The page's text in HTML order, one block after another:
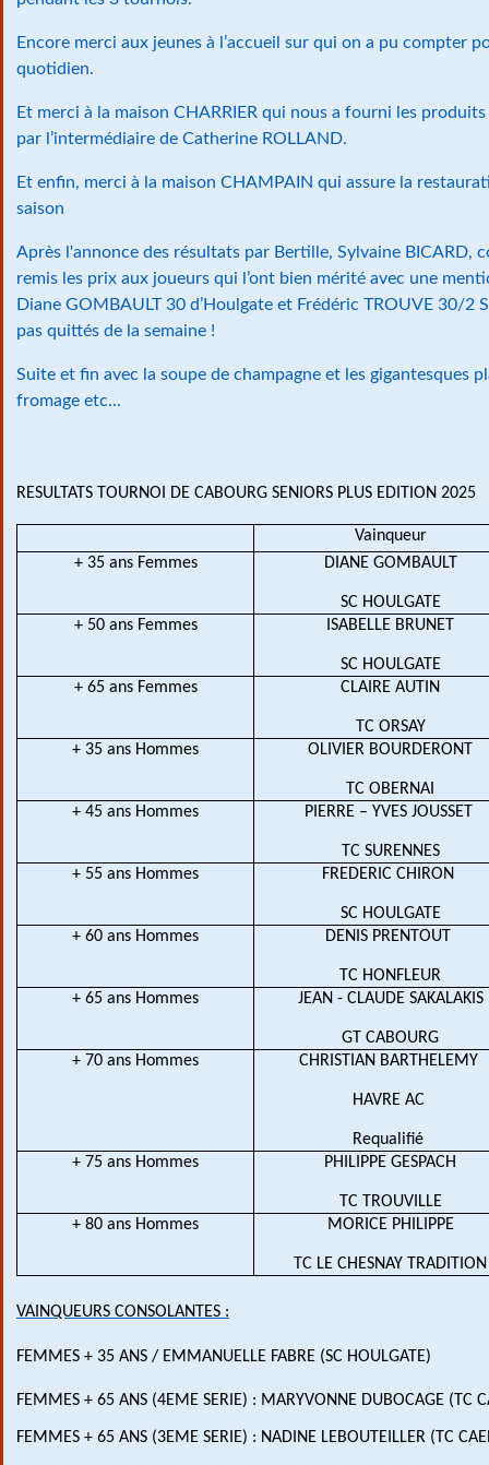
Encore merci aux jeunes à l’accueil sur qui on a pu compter
quotidien.
Et merci à la maison CHARRIER qui nous a fourni les
par l’intermédiaire de Catherine ROLLAND.
Et enfin, merci à la maison CHAMPAIN qui assure la
saison
Après l'annonce des résultats par Bertille, Sylvaine BICARD,
remis les prix aux joueurs qui l’ont bien mérité avec une
Diane GOMBAULT 30 d’Houlgate et Frédéric TROUVE 30/2
pas quittés de la semaine !
Suite et fin avec la soupe de champagne et les gigantesques
fromage etc...
RESULTATS TOURNOI DE CABOURG SENIORS PLUS EDITION 2025
Vainqueur
+ 35 ans Femmes
DIANE GOMBAULT
SC HOULGATE
+ 50 ans Femmes
ISABELLE BRUNET
SC HOULGATE
+ 65 ans Femmes
CLAIRE AUTIN
TC ORSAY
+ 35 ans Hommes
OLIVIER BOURDERONT
TC OBERNAI
+ 45 ans Hommes
PIERRE – YVES JOUSSET
TC SURENNES
+ 55 ans Hommes
FREDERIC CHIRON
SC HOULGATE
+ 60 ans Hommes
DENIS PRENTOUT
TC HONFLEUR
+ 65 ans Hommes
JEAN - CLAUDE SAKALAKIS
GT CABOURG
+ 70 ans Hommes
CHRISTIAN BARTHELEMY
HAVRE AC
Requalifié
+ 75 ans Hommes
PHILIPPE GESPACH
TC TROUVILLE
+ 80 ans Hommes
MORICE PHILIPPE
TC LE CHESNAY TRADITION
VAINQUEURS CONSOLANTES :
FEMMES + 35 ANS / EMMANUELLE FABRE (SC HOULGATE)
FEMMES + 65 ANS (4EME SERIE) : MARYVONNE DUBOCAGE (TC
FEMMES + 65 ANS (3EME SERIE) : NADINE LEBOUTEILLER (TC